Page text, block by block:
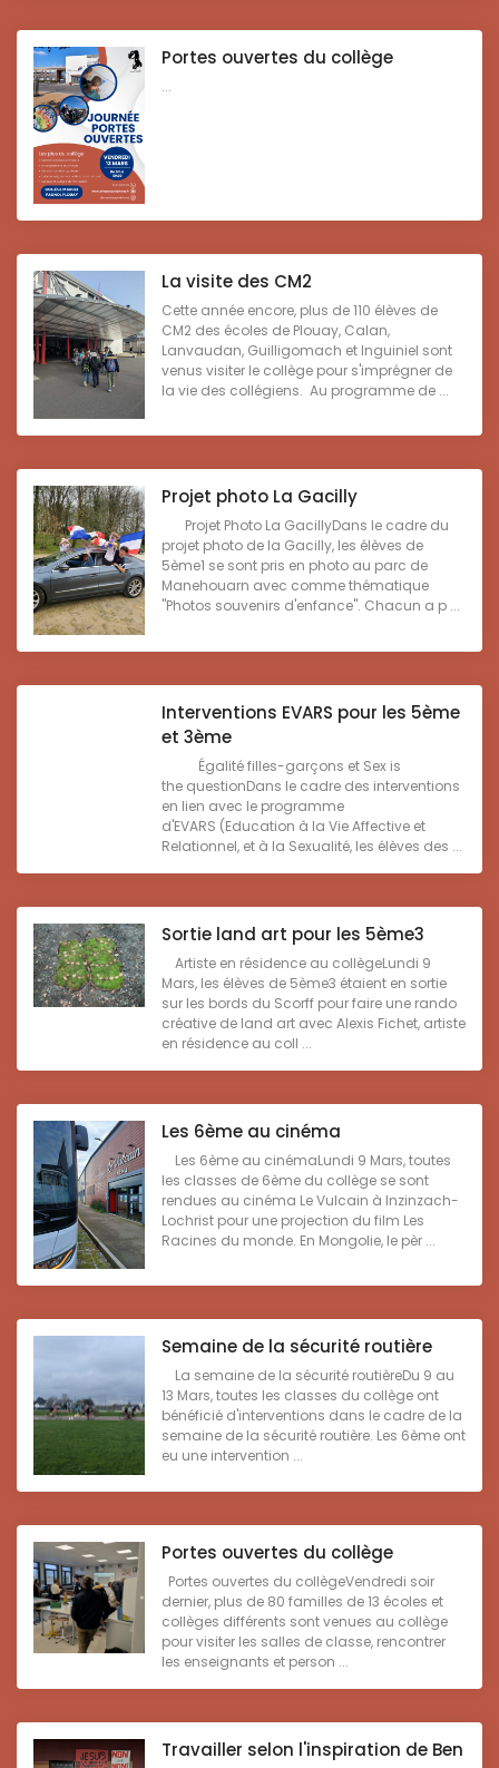
Portes ouvertes du collège
...
La visite des CM2
Cette année encore, plus de 110 élèves de
CM2 des écoles de Plouay, Calan,
Lanvaudan, Guilligomach et Inguiniel sont
venus visiter le collège pour s'imprégner de
la vie des collégiens. Au programme de ...
Projet photo La Gacilly
Projet Photo La GacillyDans le cadre du
projet photo de la Gacilly, les élèves de
5ème1 se sont pris en photo au parc de
Manehouarn avec comme thématique
"Photos souvenirs d'enfance". Chacun a p ...
Interventions EVARS pour les 5ème
et 3ème
Égalité filles-garçons et Sex is
the questionDans le cadre des interventions
en lien avec le programme
d'EVARS (Education à la Vie Affective et
Relationnel, et à la Sexualité, les élèves des ...
Sortie land art pour les 5ème3
Artiste en résidence au collègeLundi 9
Mars, les élèves de 5ème3 étaient en sortie
sur les bords du Scorff pour faire une rando
créative de land art avec Alexis Fichet, artiste
en résidence au coll ...
Les 6ème au cinéma
Les 6ème au cinémaLundi 9 Mars, toutes
les classes de 6ème du collège se sont
rendues au cinéma Le Vulcain à Inzinzach-
Lochrist pour une projection du film Les
Racines du monde. En Mongolie, le pèr ...
Semaine de la sécurité routière
La semaine de la sécurité routièreDu 9 au
13 Mars, toutes les classes du collège ont
bénéficié d'interventions dans le cadre de la
semaine de la sécurité routière. Les 6ème ont
eu une intervention ...
Portes ouvertes du collège
Portes ouvertes du collègeVendredi soir
dernier, plus de 80 familles de 13 écoles et
collèges différents sont venues au collège
pour visiter les salles de classe, rencontrer
les enseignants et person ...
Travailler selon l'inspiration de Ben